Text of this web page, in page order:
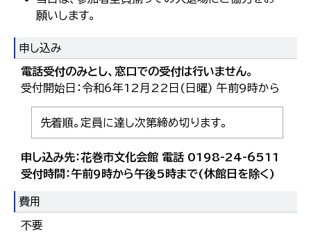
願いします。
申し込み
電話受付のみとし、窓口での受付は行いません。
受付開始日：令和6年12月22日(日曜) 午前9時から
先着順。定員に達し次第締め切ります。
申し込み先：花巻市文化会館 電話 0198-24-6511
受付時間：午前9時から午後5時まで(休館日を除く)
費用
不要